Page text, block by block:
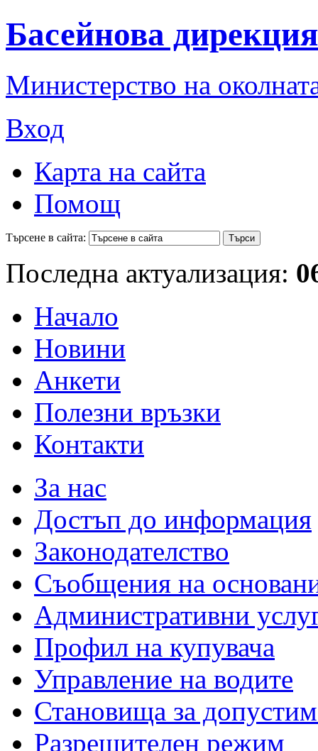
Басейнова
Министерство на
Вход
Карта на сайта
Помощ
Търсене в сайта:
Последна актуализация:
Начало
Новини
Анкети
Полезни връзки
Контакти
За нас
Достъп до информация
Законодателство
Съобщения на
Административни
Профил на купувача
Управление на водите
Становища за
Разрешителен режим